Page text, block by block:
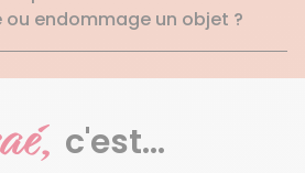
endommage un objet ?
c'est...